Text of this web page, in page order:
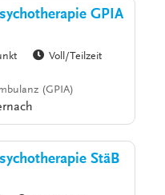
GPIA
Voll/Teilzeit
(GPIA)
StäB